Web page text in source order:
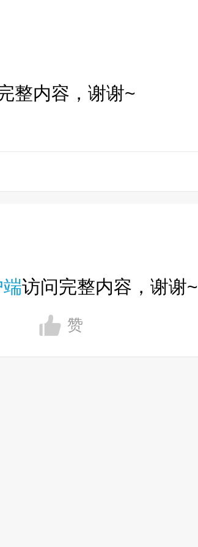
整内容，谢谢~
访问完整内容，谢谢~
赞